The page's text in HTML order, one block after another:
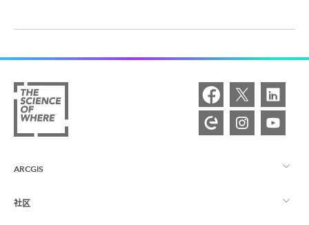
ARCGIS
ArcGIS 概览
社区